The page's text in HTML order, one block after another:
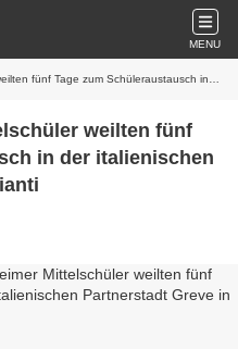
MENU
in der italienischen Partnerstadt Greve in Chianti
weilten fünf
in der italienischen